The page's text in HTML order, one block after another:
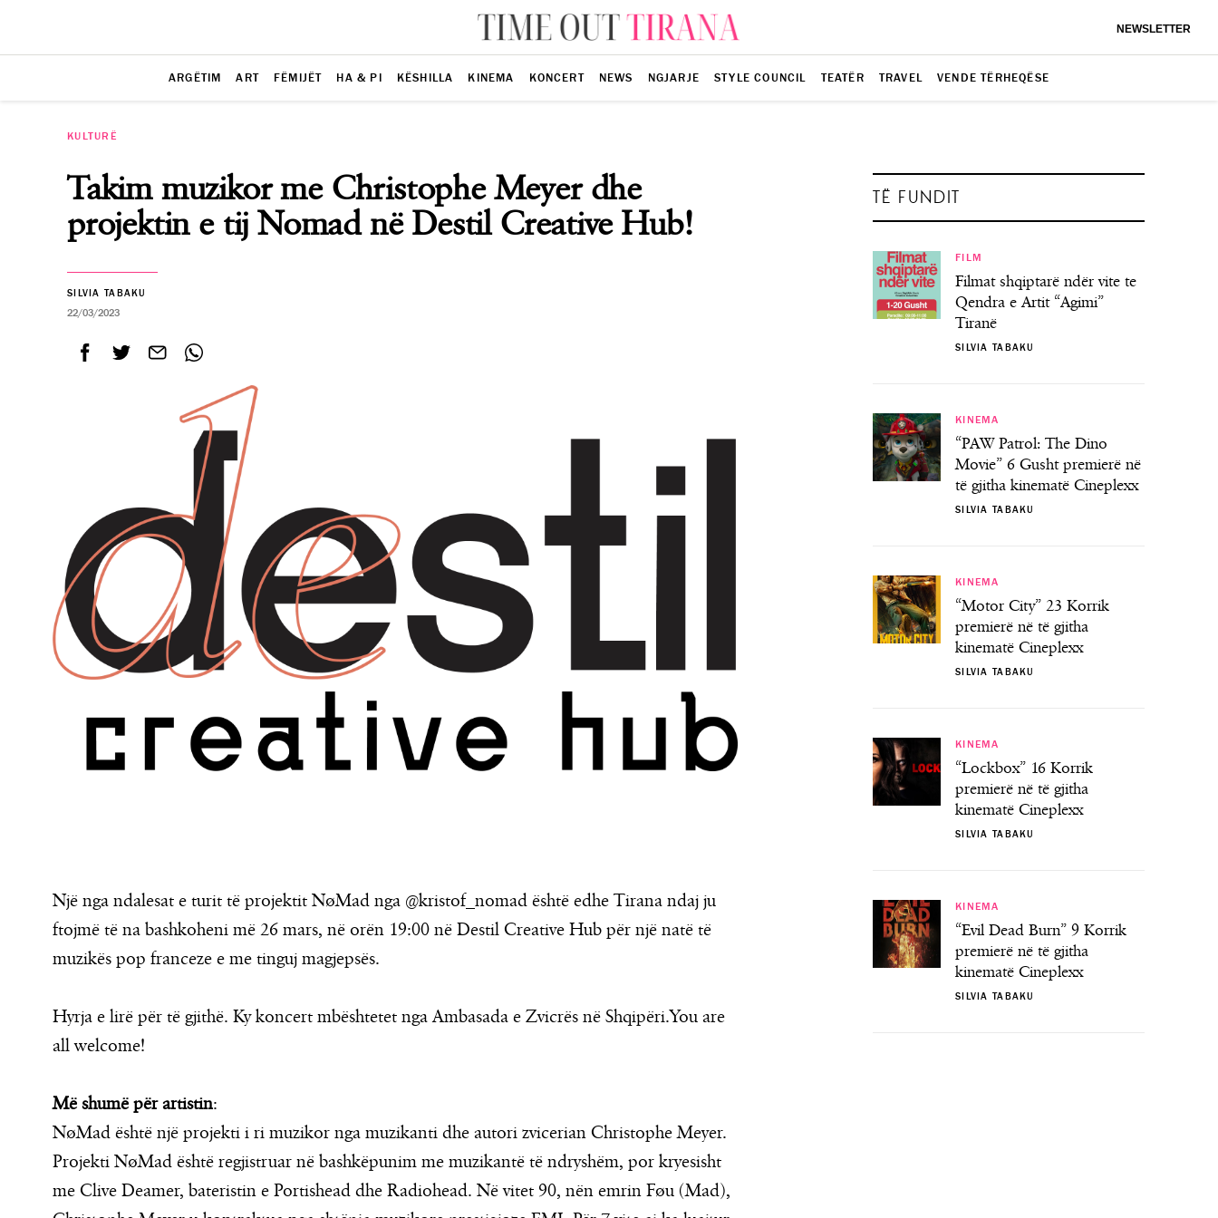
NEWSLETTER
ARGËTIM ART FËMIJËT HA & PI KËSHILLA KINEMA KONCERT NEWS NGJARJE STYLE COUNCIL TEATËR TRAVEL VENDE TËRHEQËSE
KULTURË
Takim muzikor me Christophe Meyer dhe
projektin e tij Nomad në Destil Creative Hub!
SILVIA TABAKU
22/03/2023
Një nga ndalesat e turit të projektit NøMad nga @kristof_nomad është edhe Tirana ndaj ju
ftojmë të na bashkoheni më 26 mars, në orën 19:00 në Destil Creative Hub për një natë të
muzikës pop franceze e me tinguj magjepsës.
Hyrja e lirë për të gjithë. Ky koncert mbështetet nga Ambasada e Zvicrës në Shqipëri.You are
all welcome!
Më shumë për artistin:
NøMad është një projekti i ri muzikor nga muzikanti dhe autori zvicerian Christophe Meyer.
Projekti NøMad është regjistruar në bashkëpunim me muzikantë të ndryshëm, por kryesisht
me Clive Deamer, bateristin e Portishead dhe Radiohead. Në vitet 90, nën emrin Føu (Mad),
TË FUNDIT
FILM
Filmat shqiptarë ndër vite te
Qendra e Artit “Agimi”
Tiranë
SILVIA TABAKU
KINEMA
“PAW Patrol: The Dino
Movie” 6 Gusht premierë në
të gjitha kinematë Cineplexx
SILVIA TABAKU
KINEMA
“Motor City” 23 Korrik
premierë në të gjitha
kinematë Cineplexx
SILVIA TABAKU
KINEMA
“Lockbox” 16 Korrik
premierë në të gjitha
kinematë Cineplexx
SILVIA TABAKU
KINEMA
“Evil Dead Burn” 9 Korrik
premierë në të gjitha
kinematë Cineplexx
SILVIA TABAKU